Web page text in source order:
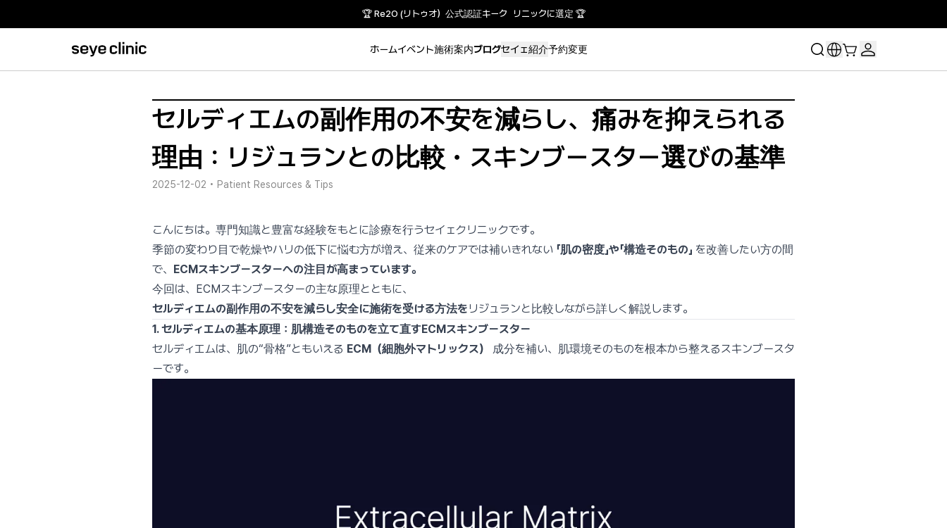
🏆 Re2O (リトゥオ）公式認証キーク リニックに選定 🏆
ホームイベント施術案内ブログセイェ紹介予約変更
セルディエムの副作用の不安を減らし、痛みを抑えられる
理由：リジュランとの比較・スキンブースター選びの基準
2025-12-02 • Patient Resources & Tips
こんにちは。専門知識と豊富な経験をもとに診療を行うセイェクリニックです。
季節の変わり目で乾燥やハリの低下に悩む方が増え、従来のケアでは補いきれない 「肌の密度」や「構造そのもの」 を改善したい方の間
で、 ECMスキンブースターへの注目が高まっています。
今回は、ECMスキンブースターの主な原理とともに、
セルディエムの副作用の不安を減らし安全に施術を受ける方法をリジュランと比較しながら詳しく解説します。
1. セルディエムの基本原理：肌構造そのものを立て直すECMスキンブースター
セルディエムは、肌の“骨格”ともいえる ECM（細胞外マトリックス）
成分を補い、肌環境そのものを根本から整えるスキンブースタ
ーです。